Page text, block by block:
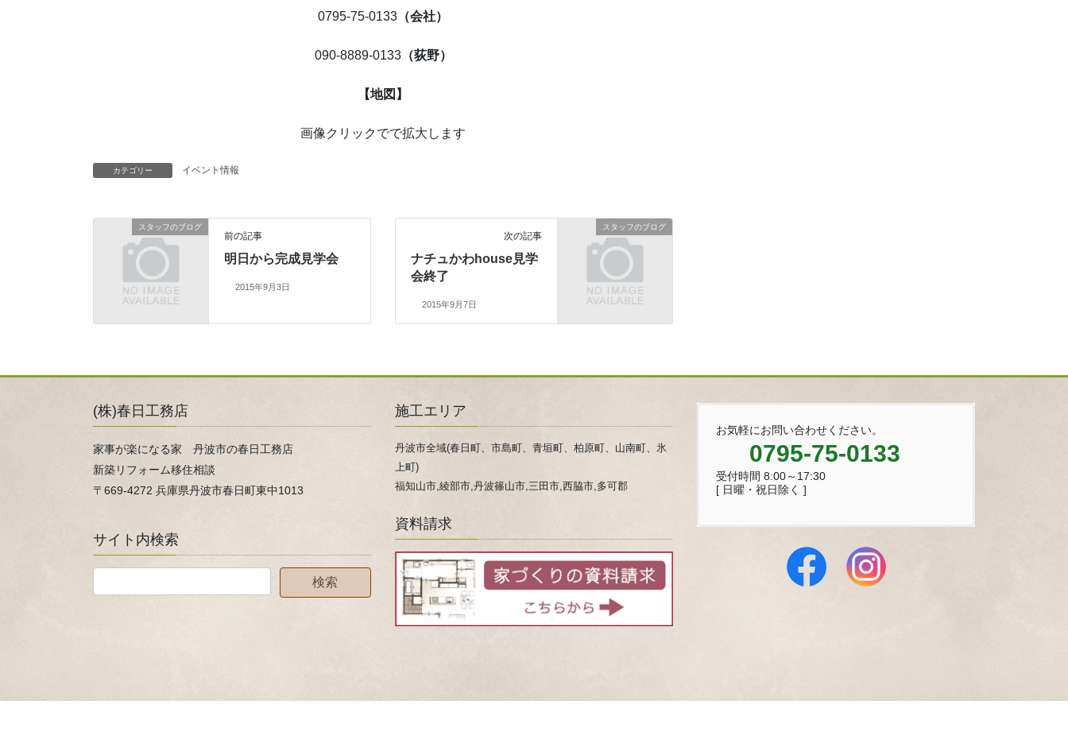
0795-75-0133 （会社）
090-8889-0133（荻野）
【地図】
画像クリックでで拡大します
カテゴリー イベント情報
スタッフのブログ
前の記事
明日から完成見学会
2015年9月3日
スタッフのブログ
次の記事
ナチュかわhouse見学
会終了
2015年9月7日
(株)春日工務店
家事が楽になる家 丹波市の春日工務店
新築リフォーム移住相談
〒669-4272 兵庫県丹波市春日町東中1013
サイト内検索
施工エリア
丹波市全域(春日町、市島町、青垣町、柏原町、山南町、氷
上町)
福知山市,綾部市,丹波篠山市,三田市,西脇市,多可郡
資料請求
お気軽にお問い合わせください。
0795-75-0133
受付時間 8:00～17:30
[ 日曜・祝日除く ]